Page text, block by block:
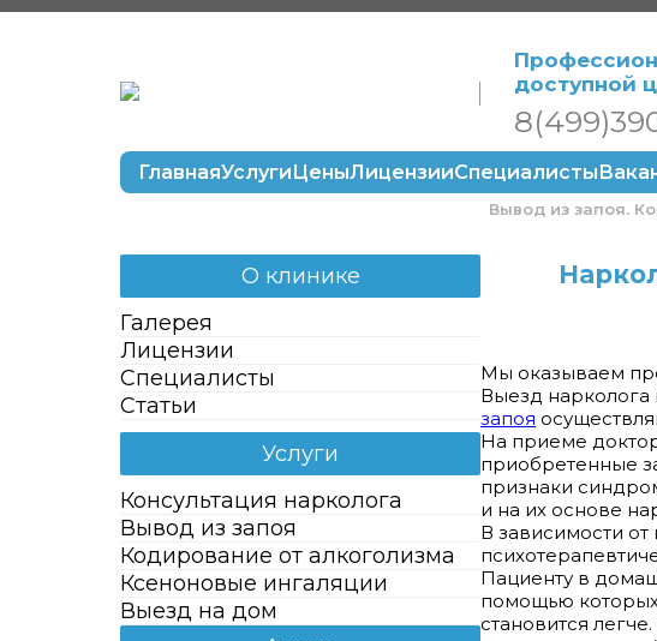
доступной
ГлавнаяУслугиЦеныЛицензииСпециалисты
Вывод из запоя.
О клинике
Галерея
Лицензии
Специалисты
Статьи
Услуги
Консультация нарколога
Вывод из запоя
Кодирование от алкоголизма
Ксеноновые ингаляции
Выезд на дом
Мы оказываем
Выезд нарколога
запоя
На приеме
приобретенные
признаки
и на их основе
В зависимости
Пациенту в
помощью
становится